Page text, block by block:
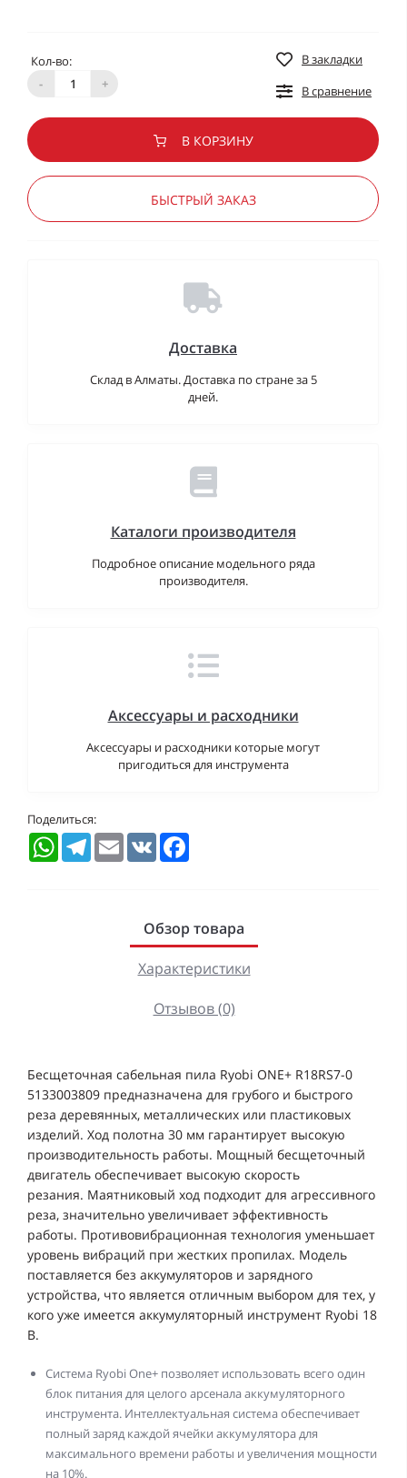
Кол-во:
-
+
В закладки
В сравнение
В КОРЗИНУ
БЫСТРЫЙ ЗАКАЗ
Доставка
Склад в Алматы. Доставка по стране за 5
дней.
Каталоги производителя
Подробное описание модельного ряда
производителя.
Аксессуары и расходники
Аксессуары и расходники которые могут
пригодиться для инструмента
Поделиться:
WhatsAppTelegramEmail VK
Обзор товара
Характеристики
Отзывов (0)
Бесщеточная сабельная пила Ryobi ONE+ R18RS7-0
5133003809 предназначена для грубого и быстрого
реза деревянных, металлических или пластиковых
изделий. Ход полотна 30 мм гарантирует высокую
производительность работы. Мощный бесщеточный
двигатель обеспечивает высокую скорость
резания. Маятниковый ход подходит для агрессивного
реза, значительно увеличивает эффективность
работы. Противовибрационная технология уменьшает
уровень вибраций при жестких пропилах. Модель
поставляется без аккумуляторов и зарядного
устройства, что является отличным выбором для тех, у
кого уже имеется аккумуляторный инструмент Ryobi 18
В.
Система Ryobi One+ позволяет использовать всего один
блок питания для целого арсенала аккумуляторного
инструмента. Интеллектуальная система обеспечивает
полный заряд каждой ячейки аккумулятора для
максимального времени работы и увеличения мощности
на 10%.